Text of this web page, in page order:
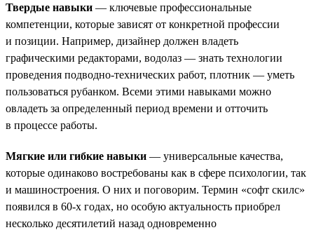
Твердые навыки — ключевые профессиональные
компетенции, которые зависят от конкретной профессии
и позиции. Например, дизайнер должен владеть
графическими редакторами, водолаз — знать технологии
проведения подводно-технических работ, плотник — уметь
пользоваться рубанком. Всеми этими навыками можно
овладеть за определенный период времени и отточить
в процессе работы.
Мягкие или гибкие навыки — универсальные качества,
которые одинаково востребованы как в сфере психологии, так
и машиностроения. О них и поговорим. Термин «софт скилс»
появился в 60-х годах, но особую актуальность приобрел
несколько десятилетий назад одновременно